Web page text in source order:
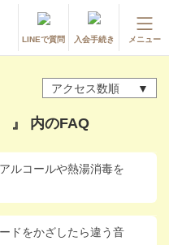
LINEで質問 入会手続き メニュー
アクセス数順
』 内のFAQ
ルコールや熱湯消毒を
ドをかざしたら違う音